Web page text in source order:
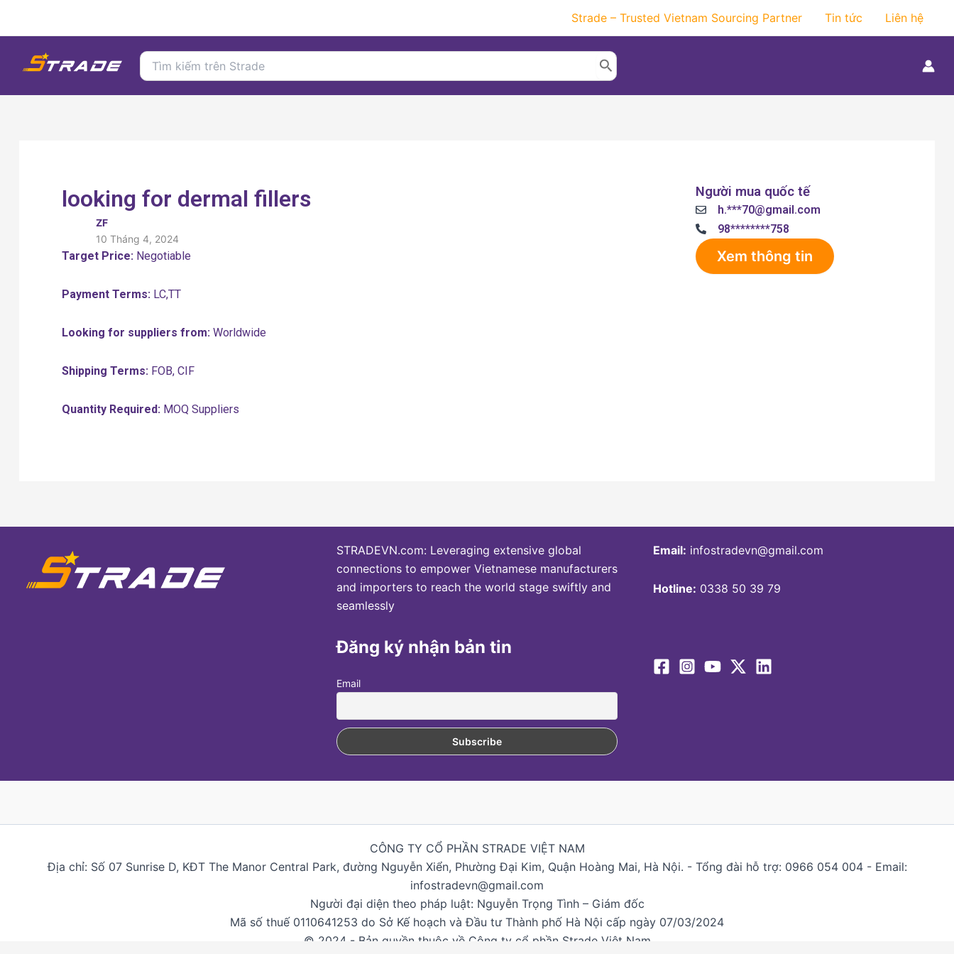
Strade – Trusted Vietnam Sourcing Partner Tin tức Liên hệ
Search
for:
looking for dermal fillers
ZF
10 Tháng 4, 2024
Target Price: Negotiable
Payment Terms: LC,TT
Looking for suppliers from: Worldwide
Shipping Terms: FOB, CIF
Quantity Required: MOQ Suppliers
Người mua quốc tế
h.***70@gmail.com
98********758
Xem thông tin
STRADEVN.com: Leveraging extensive global
connections to empower Vietnamese manufacturers
and importers to reach the world stage swiftly and
seamlessly
Đăng ký nhận bản tin
Email
Email: infostradevn@gmail.com
Hotline: 0338 50 39 79
CÔNG TY CỔ PHẦN STRADE VIỆT NAM
Địa chỉ: Số 07 Sunrise D, KĐT The Manor Central Park, đường Nguyễn Xiển, Phường Đại Kim, Quận Hoàng Mai, Hà Nội. - Tổng đài hỗ trợ: 0966 054 004 - Email:
infostradevn@gmail.com
Người đại diện theo pháp luật: Nguyễn Trọng Tình – Giám đốc
Mã số thuế 0110641253 do Sở Kế hoạch và Đầu tư Thành phố Hà Nội cấp ngày 07/03/2024
© 2024 - Bản quyền thuộc về Công ty cổ phần Strade Việt Nam